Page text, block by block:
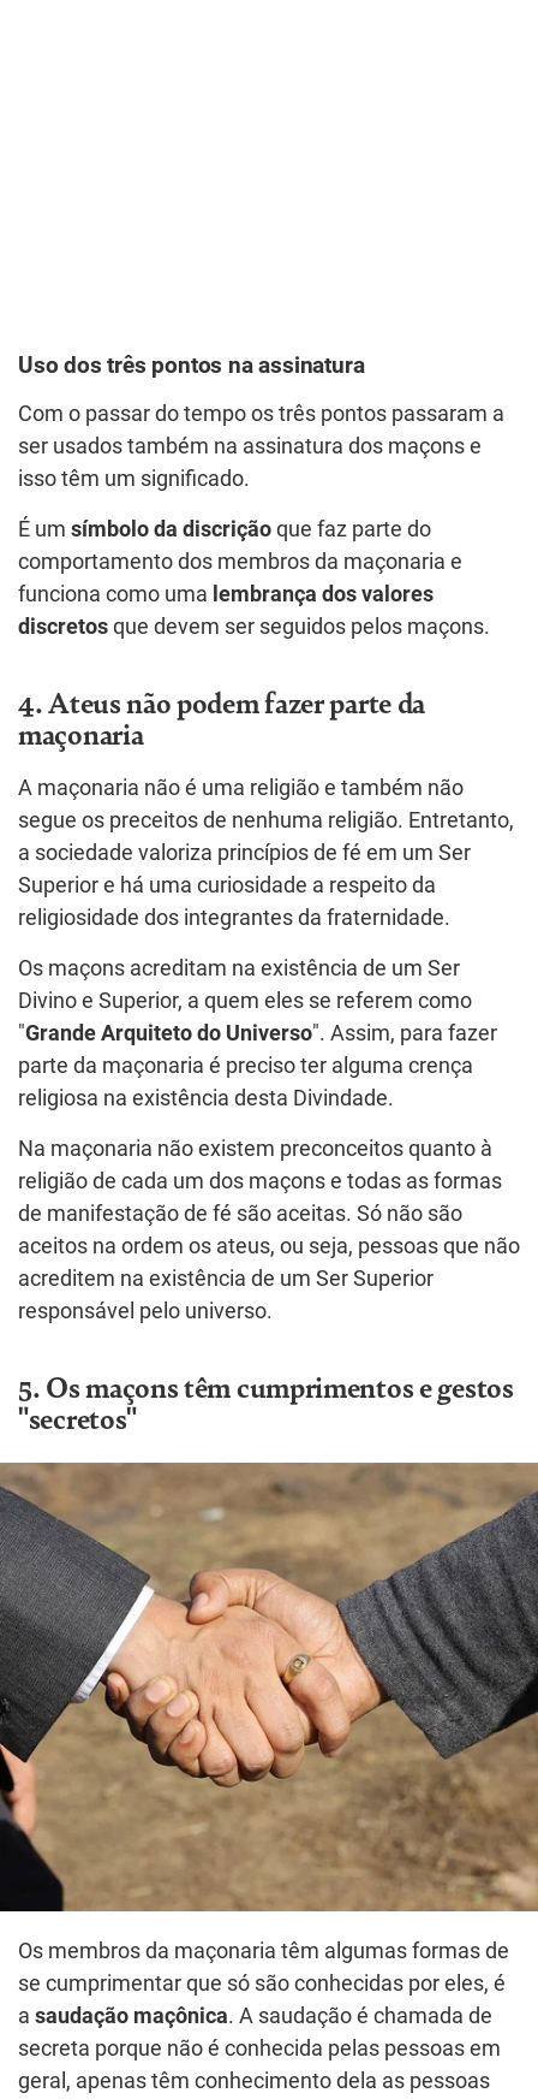
Uso dos três pontos na assinatura
Com o passar do tempo os três pontos passaram a
ser usados também na assinatura dos maçons e
isso têm um significado.
É um símbolo da discrição que faz parte do
comportamento dos membros da maçonaria e
funciona como uma lembrança dos valores
discretos que devem ser seguidos pelos maçons.
4. Ateus não podem fazer parte da
maçonaria
A maçonaria não é uma religião e também não
segue os preceitos de nenhuma religião. Entretanto,
a sociedade valoriza princípios de fé em um Ser
Superior e há uma curiosidade a respeito da
religiosidade dos integrantes da fraternidade.
Os maçons acreditam na existência de um Ser
Divino e Superior, a quem eles se referem como
"Grande Arquiteto do Universo". Assim, para fazer
parte da maçonaria é preciso ter alguma crença
religiosa na existência desta Divindade.
Na maçonaria não existem preconceitos quanto à
religião de cada um dos maçons e todas as formas
de manifestação de fé são aceitas. Só não são
aceitos na ordem os ateus, ou seja, pessoas que não
acreditem na existência de um Ser Superior
responsável pelo universo.
5. Os maçons têm cumprimentos e gestos
"secretos"
Os membros da maçonaria têm algumas formas de
se cumprimentar que só são conhecidas por eles, é
a saudação maçônica. A saudação é chamada de
secreta porque não é conhecida pelas pessoas em
geral, apenas têm conhecimento dela as pessoas